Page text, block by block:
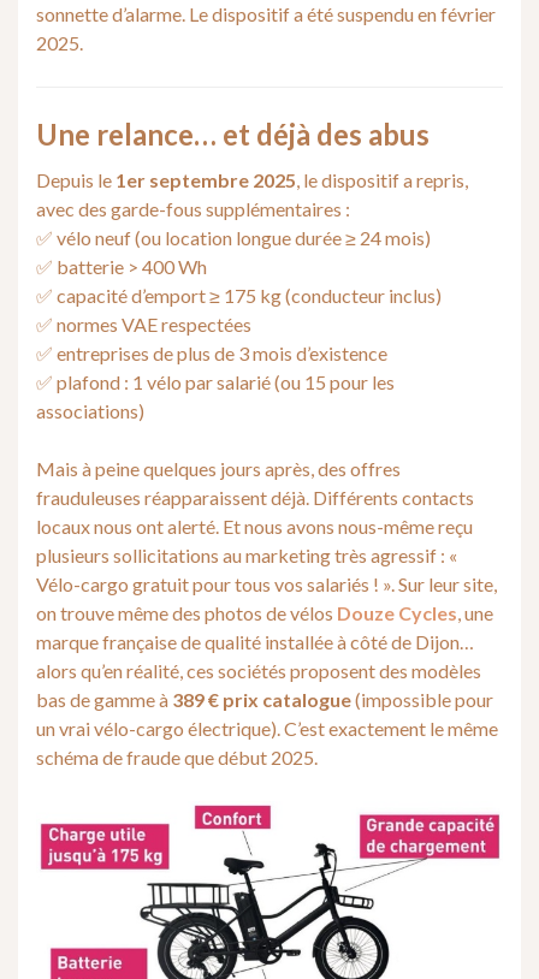
sonnette d’alarme. Le dispositif a été suspendu en février
2025.
Une relance… et déjà des abus
Depuis le 1er septembre 2025 , le dispositif a repris,
avec des garde-fous supplémentaires :
✅ vélo neuf (ou location longue durée ≥ 24 mois)
✅ batterie > 400 Wh
✅ capacité d’emport ≥ 175 kg (conducteur inclus)
✅ normes VAE respectées
✅ entreprises de plus de 3 mois d’existence
✅ plafond : 1 vélo par salarié (ou 15 pour les
associations)
Mais à peine quelques jours après, des offres
frauduleuses réapparaissent déjà. Différents contacts
locaux nous ont alerté. Et nous avons nous-même reçu
plusieurs sollicitations au marketing très agressif : «
Vélo-cargo gratuit pour tous vos salariés ! ». Sur leur site,
on trouve même des photos de vélos Douze Cycles , une
marque française de qualité installée à côté de Dijon…
alors qu’en réalité, ces sociétés proposent des modèles
bas de gamme à 389 € prix catalogue(impossible pour
un vrai vélo-cargo électrique). C’est exactement le même
schéma de fraude que début 2025.